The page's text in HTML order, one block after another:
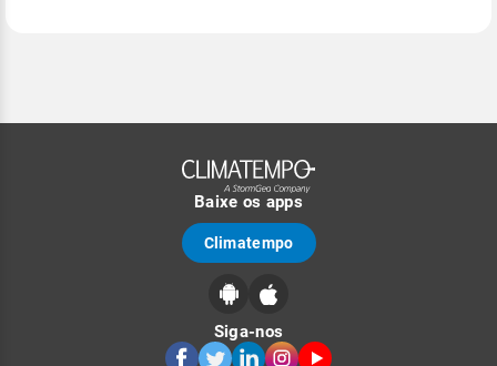
Baixe os apps
Climatempo
Siga-nos